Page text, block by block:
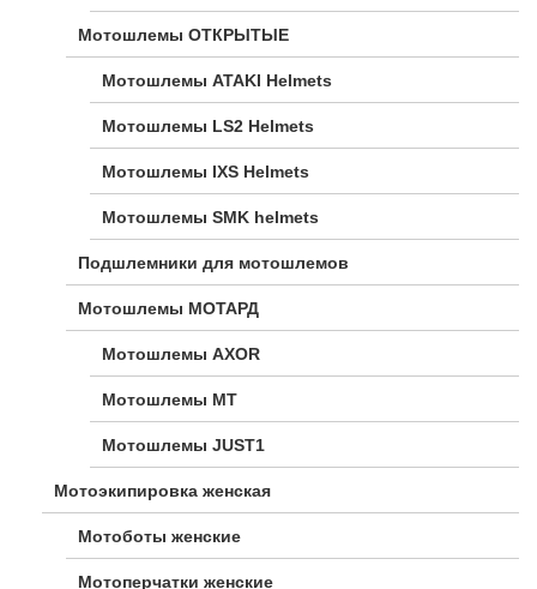
Мотошлемы ОТКРЫТЫЕ
Мотошлемы ATAKI Helmets
Мотошлемы LS2 Helmets
Мотошлемы IXS Helmets
Мотошлемы SMK helmets
Подшлемники для мотошлемов
Мотошлемы МОТАРД
Мотошлемы AXOR
Мотошлемы MT
Мотошлемы JUST1
Мотоэкипировка женская
Мотоботы женские
Мотоперчатки женские